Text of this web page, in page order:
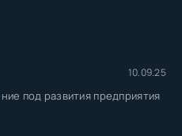
10.09.25
под развития предприятия